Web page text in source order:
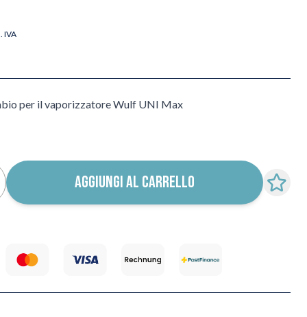
IVA
per il vaporizzatore Wulf UNI Max
AGGIUNGI AL CARRELLO